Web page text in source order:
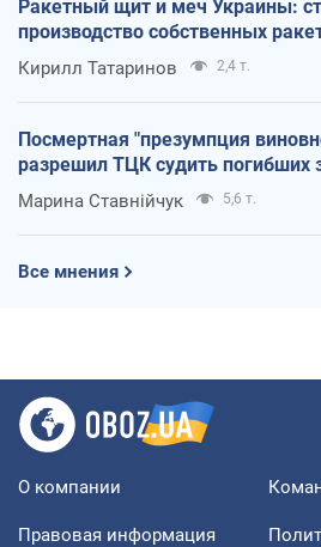
Ракетный щит и меч Украины:
производство собственных
Кирилл Татаринов 2,4 т.
Посмертная "презумпция
разрешил ТЦК судить погибших
Марина Ставнійчук 5,6 т.
Все мнения
О компании
Правовая информация